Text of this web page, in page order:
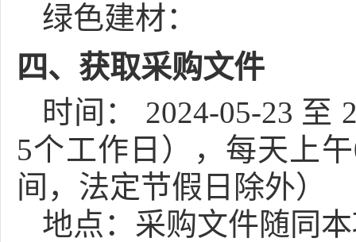
绿色建材：
四、获取采购文件
时间：
2024-05-23 至
5个工作日），每天上午
间，法定节假日除外）
地点： 采购文件随同